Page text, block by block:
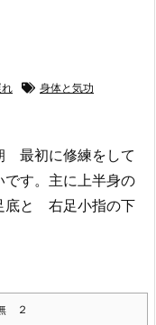
身体と気功
最初に修練をして
す。主に上半身の
底と 右足小指の下
２